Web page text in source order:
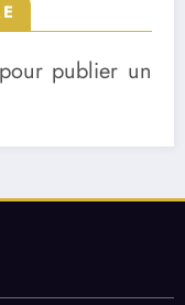
pour publier un